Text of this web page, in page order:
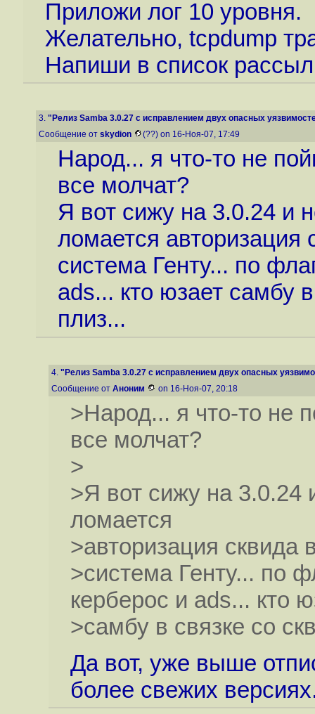
Приложи лог 10 уровня.
Желательно, tcpdump
Напиши в список
3. "Релиз Samba 3.0.27 с исправлением двух опасных
Сообщение от skydion (??) on 16-Ноя-07, 17:49
Народ... я что-то не
все молчат?
Я вот сижу на 3.0.24 и
ломается авторизация
система Генту... по
ads... кто юзает самбу
плиз...
4. "Релиз Samba 3.0.27 с исправлением двух опасных
Сообщение от Аноним on 16-Ноя-07, 20:18
>Народ... я что-то не
все молчат?
>
>Я вот сижу на 3.0.24
ломается
>авторизация сквида
>система Генту... по
керберос и ads... кто
>самбу в связке со
Да вот, уже выше
более свежих